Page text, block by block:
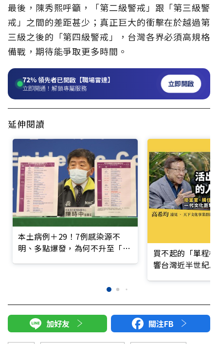
最後，陳秀熙呼籲，「第二級警戒」跟「第三級警
戒」之間的差距甚少；真正巨大的衝擊在於越過第
三級之後的「第四級警戒」，台灣各界必須高規格
備戰，期待能爭取更多時間。
72%領先者已開啟【職場雷達】
立即開通！解鎖專屬服務 立即開啟
延伸閱讀
本土病例＋29！7例感染源不
明、多點爆發，為何不升至「第
買不起的「單程
響台灣近半世紀
加好友 關注FB